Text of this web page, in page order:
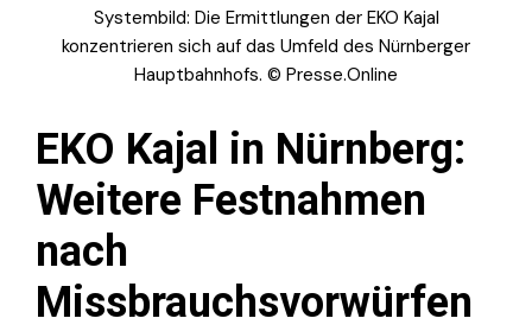
Systembild: Die Ermittlungen der EKO Kajal
konzentrieren sich auf das Umfeld des Nürnberger
Hauptbahnhofs. © Presse.Online
EKO Kajal in Nürnberg:
Weitere Festnahmen
nach
Missbrauchsvorwürfen